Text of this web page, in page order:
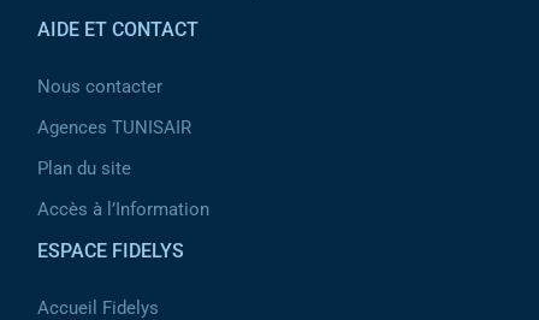
AIDE ET CONTACT
Nous contacter
Agences TUNISAIR
Plan du site
Accès à l’Information
ESPACE FIDELYS
Accueil Fidelys